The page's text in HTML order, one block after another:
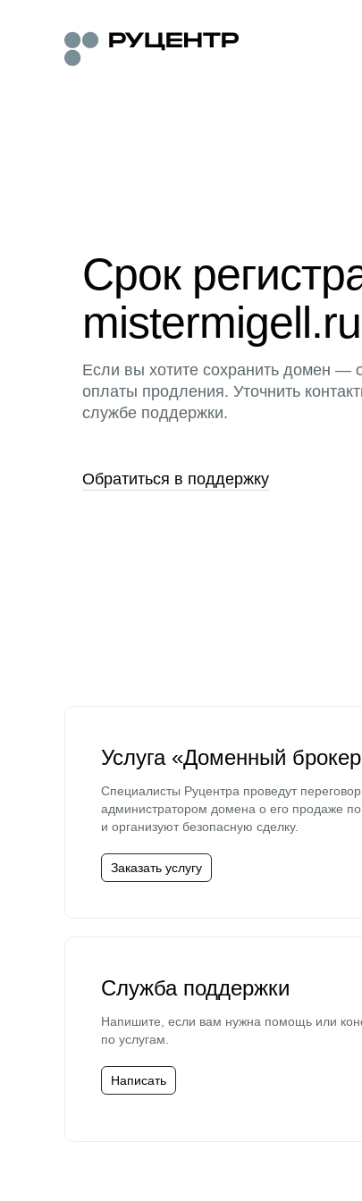
Срок
Если вы хотите сохранить домен —
оплаты продления. Уточнить
службе поддержки.
Обратиться в поддержку
Услуга «Доменный
Специалисты Руцентра проведут
администратором домена о его продаже
и организуют безопасную сделку.
Заказать услугу
Служба поддержки
Напишите, если вам нужна помощь или
по услугам.
Написать